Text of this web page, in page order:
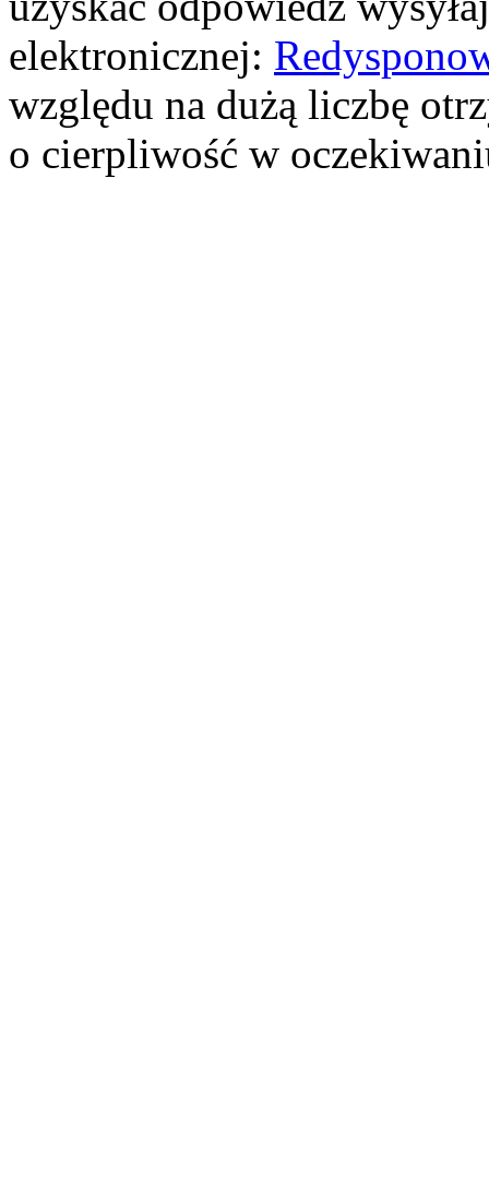
elektronicznej:
względu na dużą liczbę
o cierpliwość w